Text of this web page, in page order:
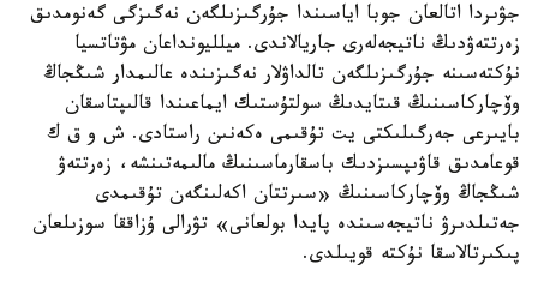
جۋىردا اتالعان جوبا اياسىندا جۇرگىزىلگەن نەگىزگى گەنومدىق
زەرتتەۋدىڭ ناتيجەلەرى جاريالاندى. ميلليونداعان مۋتاتسيا
نۇكتەسىنە جۇرگىزىلگەن تالداۋلار نەگىزىندە عالىمدار شىڭجاڭ
وۆچاركاسىنىڭ قىتايدىڭ سولتۇستىك ايماعىندا قالىپتاسقان
بايىرعى جەرگىلىكتى يت تۇقىمى ەكەنىن راستادى. ش و ق ك
قوعامدىق قاۋىپسىزدىك باسقارماسىنىڭ مالىمەتىنشە، زەرتتەۋ
شىڭجاڭ وۆچاركاسىنىڭ «سىرتتان اكەلىنگەن تۇقىمدى
جەتىلدىرۋ ناتيجەسىندە پايدا بولعانى» تۋرالى ۇزاققا سوزىلعان
پىكىرتالاسقا نۇكتە قويىلدى.